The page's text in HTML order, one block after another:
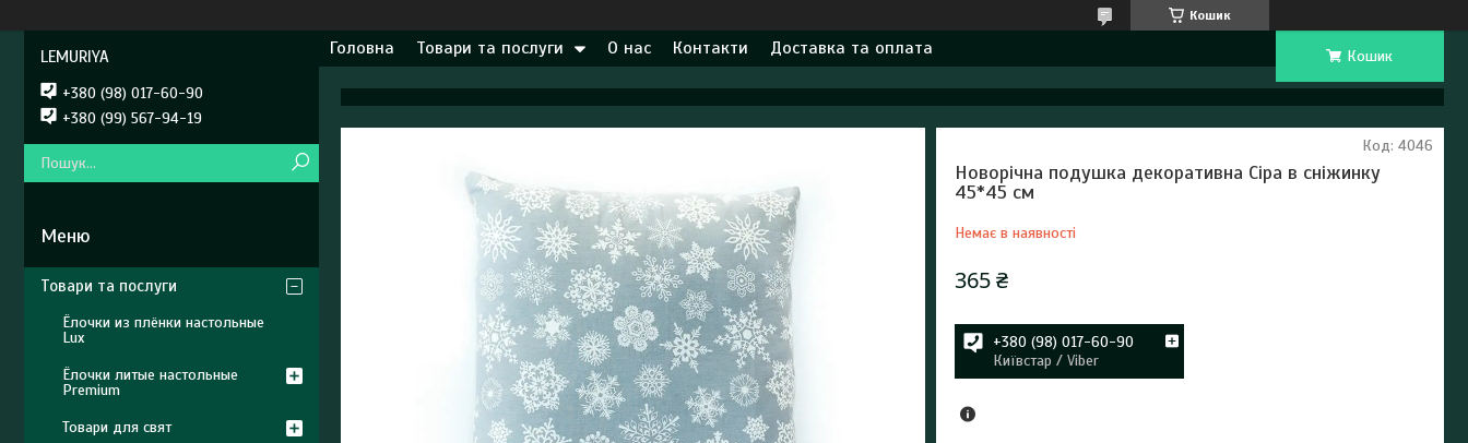
Кошик
Головна Товари та послуги О нас Контакти Доставка та оплата Кошик
Новорічна подушка декоративна Сіра в сніжинку
45*45 см
Немає в наявності
Код: 4046
365 ₴
+380 (98) 017-60-90
Київстар / Viber
LEMURIYA
+380 (98) 017-60-90
+380 (99) 567-94-19
Товари та послуги
Ёлочки из плёнки настольные
Lux
Ёлочки литые настольные
Premium
Товари для свят